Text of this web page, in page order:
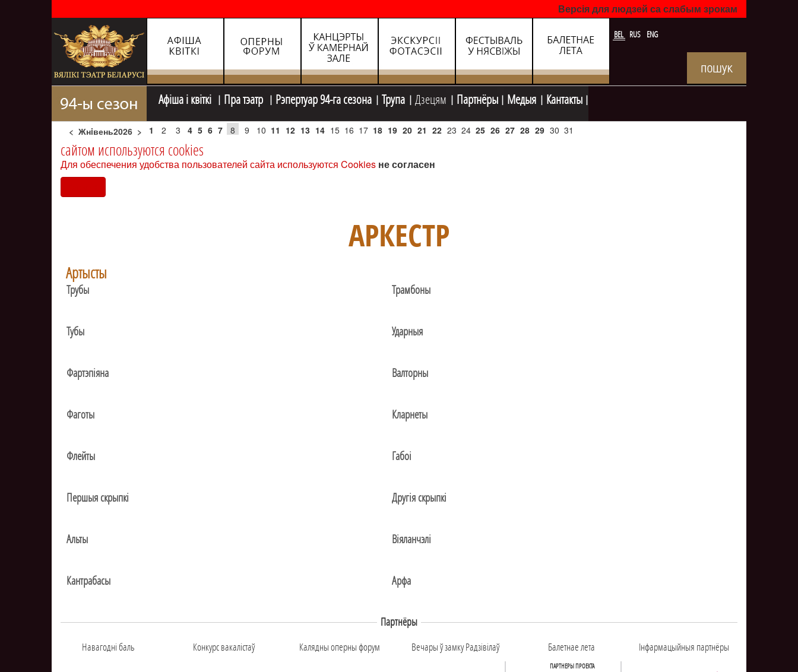
Версія для людзей са слабым зрокам
BEL RUS ENG
Афiша i квiткi Пра тэатр Рэпертуар 94-га сезона Трупа Дзецям Партнёры Медыя Кантакты
< Жнiвень2026 > 1 2 3 4 5 6 7 8 9 10 11 12 13 14 15 16 17 18 19 20 21 22 23 24 25 26 27 28 29 30 31
сайтом используются cookies
Для обеспечения удобства пользователей сайта используются Cookies не согласен
АРКЕСТР
Артысты
Трубы Трамбоны
Тубы Ударныя
Фартэпіяна Валторны
Фаготы Кларнеты
Флейты Габоі
Першыя скрыпкі Другія скрыпкі
Альты Віяланчэлі
Кантрабасы Арфа
Партнёры
Навагоднi баль
Конкурс вакалiстаў Калядны оперны форум Вечары ў замку Радзiвiлаў Балетнае лета
ПАРТНЕРЫ ПРОЕКТА
Інфармацыйныя партнёры